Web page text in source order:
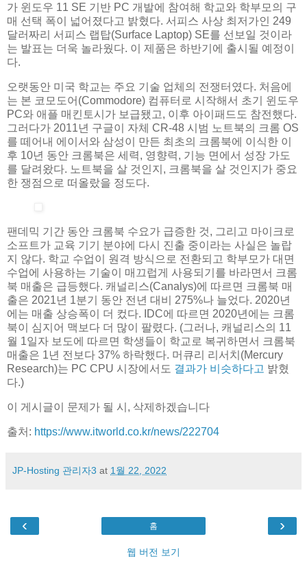
가 윈도우 11 SE 기반 PC 개발에 참여해 학교와 학부모의 구
매 선택 폭이 넓어졌다고 밝혔다. 서피스 사상 최저가인 249
달러짜리 서피스 랩탑(Surface Laptop) SE를 선보일 것이라
는 발표는 더욱 놀라웠다. 이 제품은 하반기에 출시될 예정이
다.
오랫동안 미국 학교는 주요 기술 업체의 전쟁터였다. 처음에
는 본 코모도어(Commodore) 컴퓨터로 시작해서 초기 윈도우
PC와 애플 매킨토시가 보급됐고, 이후 아이패드도 참전했다.
그러다가 2011년 구글이 자체 CR-48 시범 노트북의 크롬 OS
를 떼어내 에이서와 삼성이 만든 최초의 크롬북에 이식한 이
후 10년 동안 크롬북은 세력, 영향력, 기능 면에서 성장 가도
를 달려왔다. 노트북을 살 것인지, 크롬북을 살 것인지가 중요
한 쟁점으로 떠올랐을 정도다.
팬데믹 기간 동안 크롬북 수요가 급증한 것, 그리고 마이크로
소프트가 교육 기기 분야에 다시 진출 중이라는 사실은 놀랍
지 않다. 학교 수업이 원격 방식으로 전환되고 학부모가 대면
수업에 사용하는 기술이 매끄럽게 사용되기를 바라면서 크롬
북 매출은 급등했다. 캐널리스(Canalys)에 따르면 크롬북 매
출은 2021년 1분기 동안 전년 대비 275%나 늘었다. 2020년
에는 매출 상승폭이 더 컸다. IDC에 따르면 2020년에는 크롬
북이 심지어 맥보다 더 많이 팔렸다. (그러나, 캐널리스의 11
월 1일자 보도에 따르면 학생들이 학교로 복귀하면서 크롬북
매출은 1년 전보다 37% 하락했다. 머큐리 리서치(Mercury
Research)는 PC CPU 시장에서도 결과가 비슷하다고 밝혔
다.)
이 게시글이 문제가 될 시, 삭제하겠습니다
출처: https://www.itworld.co.kr/news/222704
JP-Hosting 관리자3 at 1월 22, 2022
‹ ›
홈
웹 버전 보기